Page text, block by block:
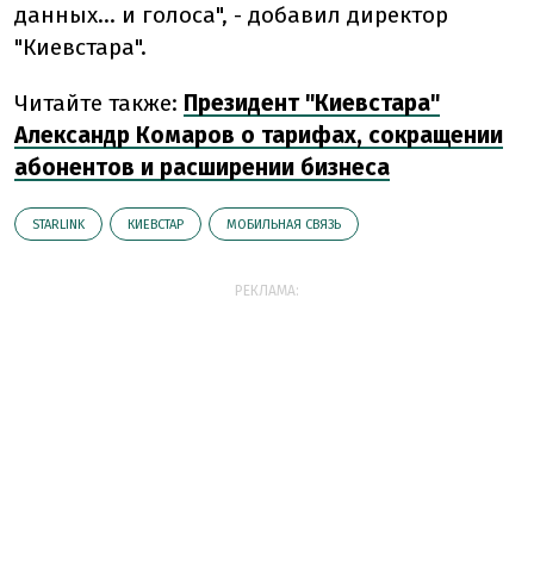
данных... и голоса", - добавил директор
"Киевстара".
Читайте также: Президент "Киевстара"
Александр Комаров о тарифах, сокращении
абонентов и расширении бизнеса
STARLINK КИЕВСТАР МОБИЛЬНАЯ СВЯЗЬ
РЕКЛАМА: